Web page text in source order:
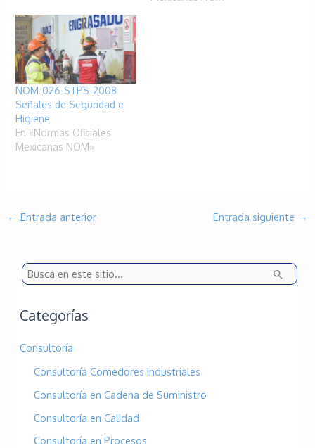
NOM-026-STPS-2008
Señales de Seguridad e
Higiene
En «Normas Oficiales
Mexicanas NOM»
← Entrada anterior Entrada siguiente →
B
s
a
Categorías
Consultoría
Consultoría Comedores Industriales
Consultoría en Cadena de Suministro
Consultoría en Calidad
Consultoría en Procesos